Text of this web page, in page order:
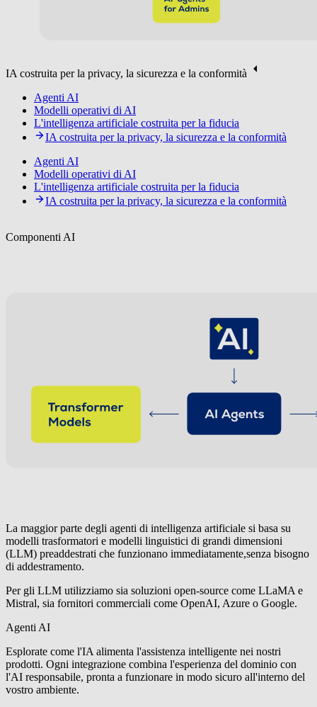
IA costruita per la privacy, la sicurezza e la conformità
Agenti AI
Modelli operativi di AI
L'intelligenza artificiale costruita per la fiducia
IA costruita per la privacy, la sicurezza e la conformità
Agenti AI
Modelli operativi di AI
L'intelligenza artificiale costruita per la fiducia
IA costruita per la privacy, la sicurezza e la conformità
Componenti AI
La maggior parte degli agenti di intelligenza artificiale si basa su
modelli trasformatori e modelli linguistici di grandi dimensioni
(LLM) preaddestrati che funzionano immediatamente,senza bisogno
di addestramento.
Per gli LLM utilizziamo sia soluzioni open-source come LLaMA e
Mistral, sia fornitori commerciali come OpenAI, Azure o Google.
Agenti AI
Esplorate come l'IA alimenta l'assistenza intelligente nei nostri
prodotti. Ogni integrazione combina l'esperienza del dominio con
l'AI responsabile, pronta a funzionare in modo sicuro all'interno del
vostro ambiente.